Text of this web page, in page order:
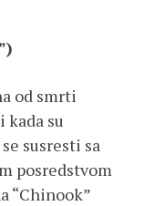
od smrti
kada su
susresti sa
posredstvom
“Chinook”